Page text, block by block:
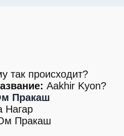
так происходит?
Aakhir Kyon?
Пракаш
Нагар
Пракаш